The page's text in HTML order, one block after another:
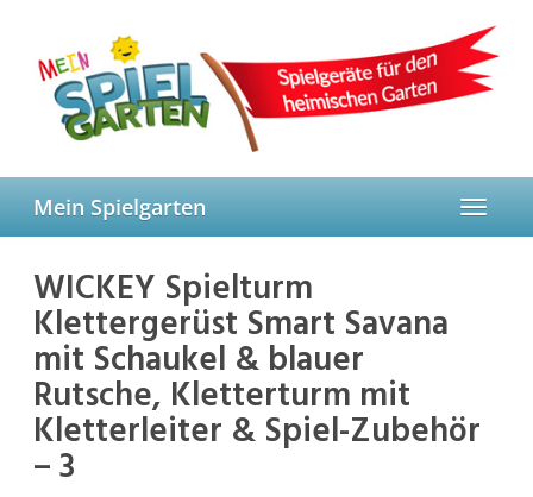
content
Toggle
Mein Spielgarten
WICKEY Spielturm
Klettergerüst Smart Savana
mit Schaukel & blauer
Rutsche, Kletterturm mit
Kletterleiter & Spiel-Zubehör
– 3